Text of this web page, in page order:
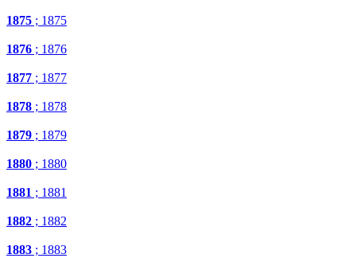
1875 ; 1875
1876 ; 1876
1877 ; 1877
1878 ; 1878
1879 ; 1879
1880 ; 1880
1881 ; 1881
1882 ; 1882
1883 ; 1883